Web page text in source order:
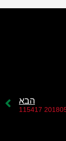
הבא
20180522